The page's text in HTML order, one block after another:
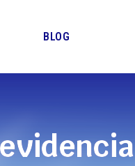
BLOG